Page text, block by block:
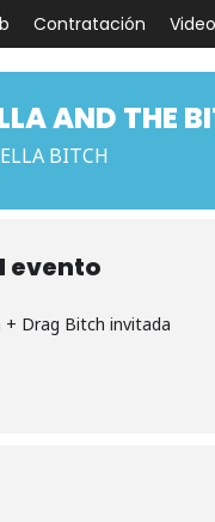
Contratación
AND THE
BITCH
evento
Drag Bitch invitada